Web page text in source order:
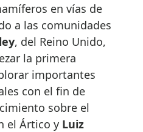
en vías de
a las comunidades
, del Reino Unido,
la primera
importantes
con el fin de
sobre el
el Ártico y Luiz